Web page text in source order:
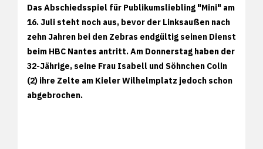
Das Abschiedsspiel für Publikumsliebling "Mini" am
16. Juli steht noch aus, bevor der Linksaußen nach
zehn Jahren bei den Zebras endgültig seinen Dienst
beim HBC Nantes antritt. Am Donnerstag haben der
32-Jährige, seine Frau Isabell und Söhnchen Colin
(2) ihre Zelte am Kieler Wilhelmplatz jedoch schon
abgebrochen.